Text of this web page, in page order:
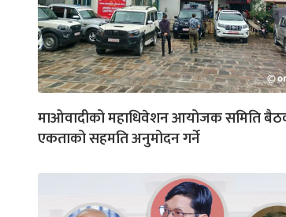
माओवादीको महाधिवेशन आयोजक समिति
एकताको सहमति अनुमोदन गर्ने